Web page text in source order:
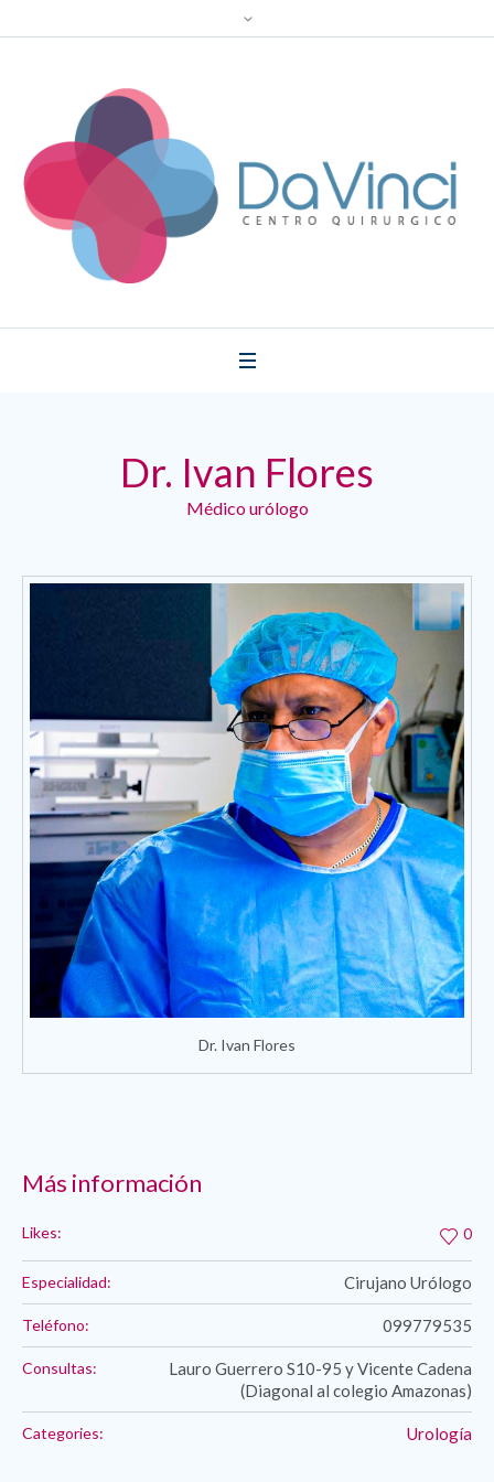
Dr. Ivan Flores
Médico urólogo
Dr. Ivan Flores
Más información
Likes: 0
Especialidad: Cirujano Urólogo
Teléfono: 099779535
Consultas:
Lauro Guerrero S10-95 y Vicente Cadena
(Diagonal al colegio Amazonas)
Categories: Urología